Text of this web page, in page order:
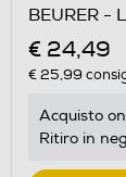
BEURER -
€ 24,49
€ 25,99
Acquisto
Ritiro in